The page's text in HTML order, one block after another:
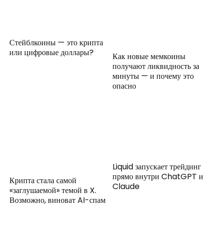
Стейблкоины — это крипта
или цифровые доллары?
Как новые мемкоины
получают ликвидность за
минуты — и почему это
опасно
Крипта стала самой
«заглушаемой» темой в X.
Возможно, виноват AI-спам
Liquid запускает трейдинг
прямо внутри ChatGPT и
Claude